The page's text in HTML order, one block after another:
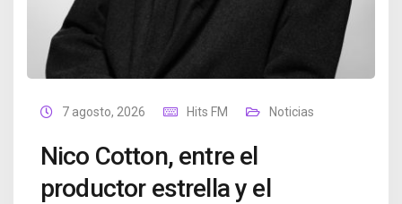
7 agosto, 2026 Hits FM Noticias
Nico Cotton, entre el
productor estrella y el